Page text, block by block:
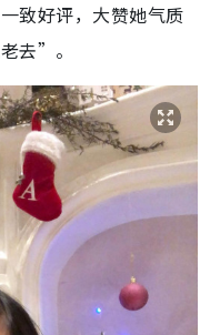
致好评，大赞她气质
去”。